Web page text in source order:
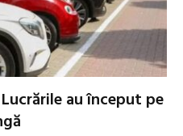
au început pe